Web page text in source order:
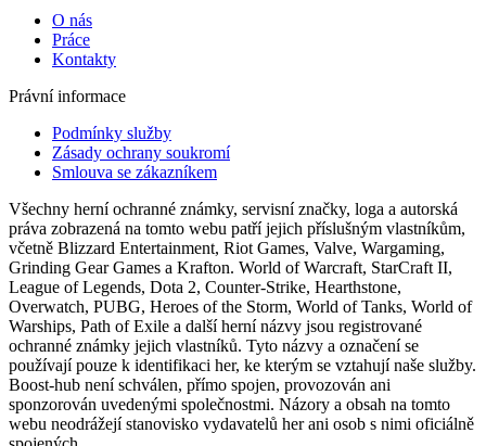
O nás
Práce
Kontakty
Právní informace
Podmínky služby
Zásady ochrany soukromí
Smlouva se zákazníkem
Všechny herní ochranné známky, servisní značky, loga a autorská
práva zobrazená na tomto webu patří jejich příslušným vlastníkům,
včetně Blizzard Entertainment, Riot Games, Valve, Wargaming,
Grinding Gear Games a Krafton. World of Warcraft, StarCraft II,
League of Legends, Dota 2, Counter-Strike, Hearthstone,
Overwatch, PUBG, Heroes of the Storm, World of Tanks, World of
Warships, Path of Exile a další herní názvy jsou registrované
ochranné známky jejich vlastníků. Tyto názvy a označení se
používají pouze k identifikaci her, ke kterým se vztahují naše služby.
Boost-hub není schválen, přímo spojen, provozován ani
sponzorován uvedenými společnostmi. Názory a obsah na tomto
webu neodrážejí stanovisko vydavatelů her ani osob s nimi oficiálně